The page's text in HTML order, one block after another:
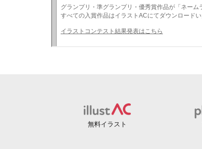
無料イラスト